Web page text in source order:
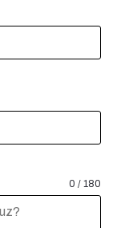
0 / 180